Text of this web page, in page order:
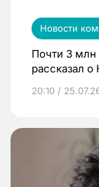
Новости
Почти 3
рассказал
20:10 /